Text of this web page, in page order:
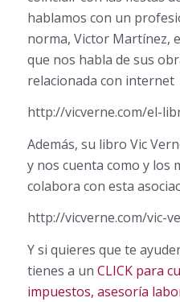
hablamos con un
norma, Victor Martínez,
que nos habla de sus
relacionada con internet
http://vicverne.com/el-
Además, su libro Vic
y nos cuenta como y los
colabora con esta
http://vicverne.com/vic-
Y si quieres que te
tienes a un CLICK para
impuestos, asesoría